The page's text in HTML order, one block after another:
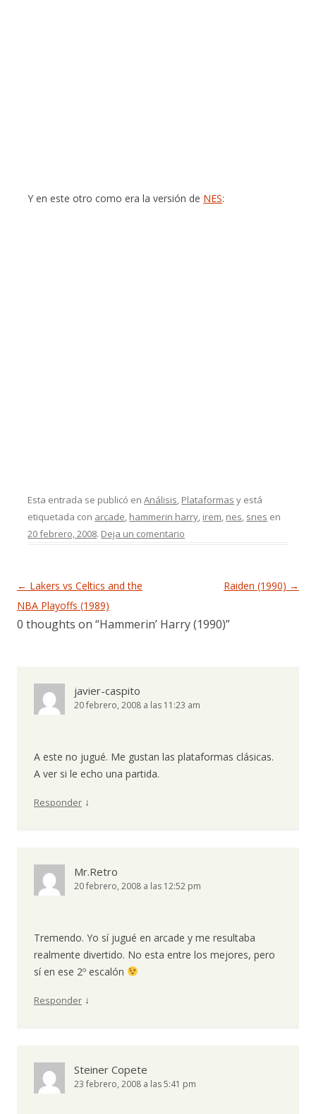
Y en este otro como era la versión de NES:
Esta entrada se publicó enAnálisis, Plataformas y está
etiquetada con arcade, hammerin harry, irem, nes, snes en
20 febrero, 2008. Deja un comentario
Navegación de entradas
← Lakers vs Celtics and the
NBA Playoffs (1989)
Raiden (1990) →
0 thoughts on “Hammerin’ Harry (1990)”
javier-caspito
20 febrero, 2008 a las 11:23 am
A este no jugué. Me gustan las plataformas clásicas.
A ver si le echo una partida.
Responder ↓
Mr.Retro
20 febrero, 2008 a las 12:52 pm
Tremendo. Yo sí jugué en arcade y me resultaba
realmente divertido. No esta entre los mejores, pero
sí en ese 2º escalón
Responder ↓
Steiner Copete
23 febrero, 2008 a las 5:41 pm